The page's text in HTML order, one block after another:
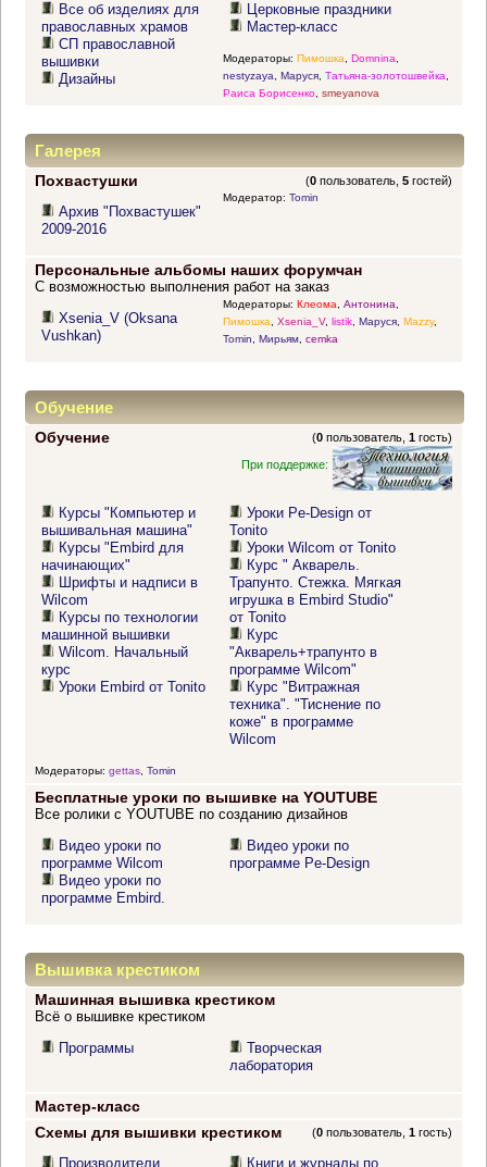
Все об изделиях для
православных храмов
СП православной
вышивки
Дизайны
Церковные праздники
Мастер-класс
Модераторы: Пимошка Domnina
nestyzaya
Маруся, Татьяна-золотошвейка
Раиса Борисенко, smeyanova
Галерея
Похвастушки (0 пользователь,5 гостей)
Архив "Похвастушек"
2009-2016
Модератор: Tomin
Персональные альбомы наших форумчан
С возможностью выполнения работ на заказ
Xsenia_V (Oksana
Vushkan)
Модераторы: Клеома, Антонина,
Пимошка, Xsenia_V, listik, Маруся, Mazzy,
Tomin, Мирьям, cemka
Обучение
Обучение (0 пользователь,1 гость)
При поддержке:
Курсы "Компьютер и
вышивальная машина"
Курсы "Embird для
начинающих"
Шрифты и надписи в
Wilcom
Курсы по технологии
машинной вышивки
Wilcom. Начальный
курс
Уроки Embird от Tonito
Уроки Pe-Design от
Tonito
Уроки Wilcom от Tonito
Курс " Акварель.
Трапунто. Стежка. Мягкая
игрушка в Embird Studio"
от Tonito
Курс
"Акварель+трапунто в
программе Wilcom"
Курс "Витражная
техника". "Тиснение по
коже" в программе
Wilcom
Модераторы: gettas, Tomin
Бесплатные уроки по вышивке на YOUTUBE
Все ролики с YOUTUBE по созданию дизайнов
Видео уроки по
программе Wilcom
Видео уроки по
программе Embird.
Видео уроки по
программе Pe-Design
Вышивка крестиком
Машинная вышивка крестиком
Всё о вышивке крестиком
Программы
Творческая
лаборатория
Мастер-класс
Схемы для вышивки крестиком
(0 пользователь,1 гость)
Производители Книги и журналы по